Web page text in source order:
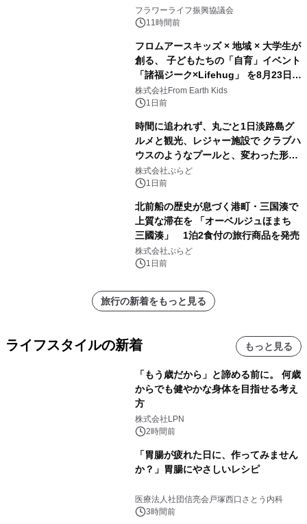
フラワーライフ振興協議会
11時間前
フロムアースキッズ × 地域 × 大学生が
創る、 子どもたちの「自育」イベント
「諸福ジーク×Lifehug」 を8月23日
(日)開催
株式会社From Earth Kids
1日前
時間に追われず、丸ごと1日淡路島グ
ルメと観光、レジャー施設で クラブハ
ウスのようなプールと、変わった形の
サウナも 「THE BOXY AWAJI」のお
得な素泊まり連泊プランで
株式会社ぷらど
1日前
北前船の歴史が息づく港町・三国湊で
上質な滞在を 「オーベルジュほまち
三國湊」 1泊2食付の旅行商品を発売
株式会社ぷらど
1日前
旅行の新着をもっと見る
ライフスタイルの新着 もっと見る
「もう歳だから」と諦める前に。 何歳
からでも健やかな身体を目指せる考え
方
株式会社LPN
2時間前
「胃腸が疲れた日に、作ってみません
か？」胃腸にやさしいレシピ
医療法人社団信亮会戸塚西口さとう内科
3時間前